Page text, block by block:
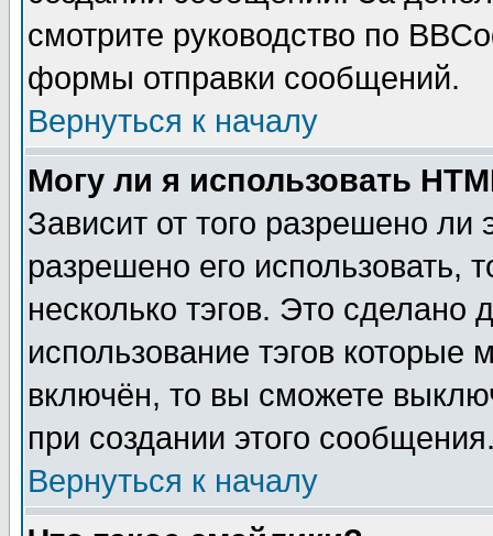
смотрите руководство по
формы отправки сообщений.
Вернуться к началу
Могу ли я использовать
Зависит от того разрешено
разрешено его использовать,
несколько тэгов. Это сделано
использование тэгов
включён, то вы сможете
при создании этого
Вернуться к началу